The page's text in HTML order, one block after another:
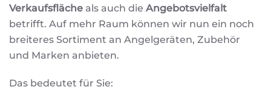
Verkaufsfläche als auch die Angebotsvielfalt
betrifft. Auf mehr Raum können wir nun ein noch
breiteres Sortiment an Angelgeräten, Zubehör
und Marken anbieten.
Das bedeutet für Sie: